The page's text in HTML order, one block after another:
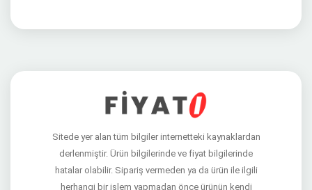
Sitede yer alan tüm bilgiler internetteki kaynaklardan
derlenmiştir. Ürün bilgilerinde ve fiyat bilgilerinde
hatalar olabilir. Sipariş vermeden ya da ürün ile ilgili
herhangi bir işlem yapmadan önce ürünün kendi